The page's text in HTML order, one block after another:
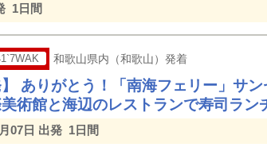
1日間
和歌山県内（和歌山）発着
】 ありがとう！「南海フェリー」サ
美術館と海辺のレストランで寿司ラ
07日 出発 1日間